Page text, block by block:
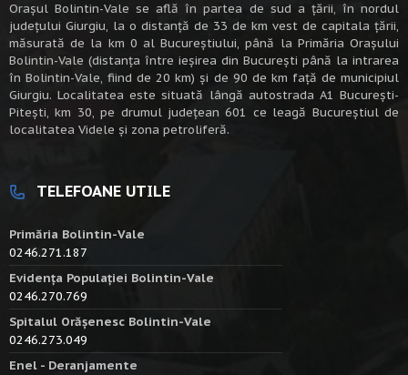
Oraşul Bolintin-Vale se află în partea de sud a ţării, în nordul
judeţului Giurgiu, la o distanţă de 33 de km vest de capitala țării,
măsurată de la km 0 al Bucureștiului, până la Primăria Orașului
Bolintin-Vale (distanța între ieșirea din București până la intrarea
în Bolintin-Vale, fiind de 20 km) şi de 90 de km faţă de municipiul
Giurgiu. Localitatea este situată lângă autostrada A1 Bucureşti-
Piteşti, km 30, pe drumul judeţean 601 ce leagă Bucureştiul de
localitatea Videle şi zona petroliferă.
TELEFOANE UTILE
Primăria Bolintin-Vale
0246.271.187
Evidența Populației Bolintin-Vale
0246.270.769
Spitalul Orășenesc Bolintin-Vale
0246.273.049
Enel - Deranjamente